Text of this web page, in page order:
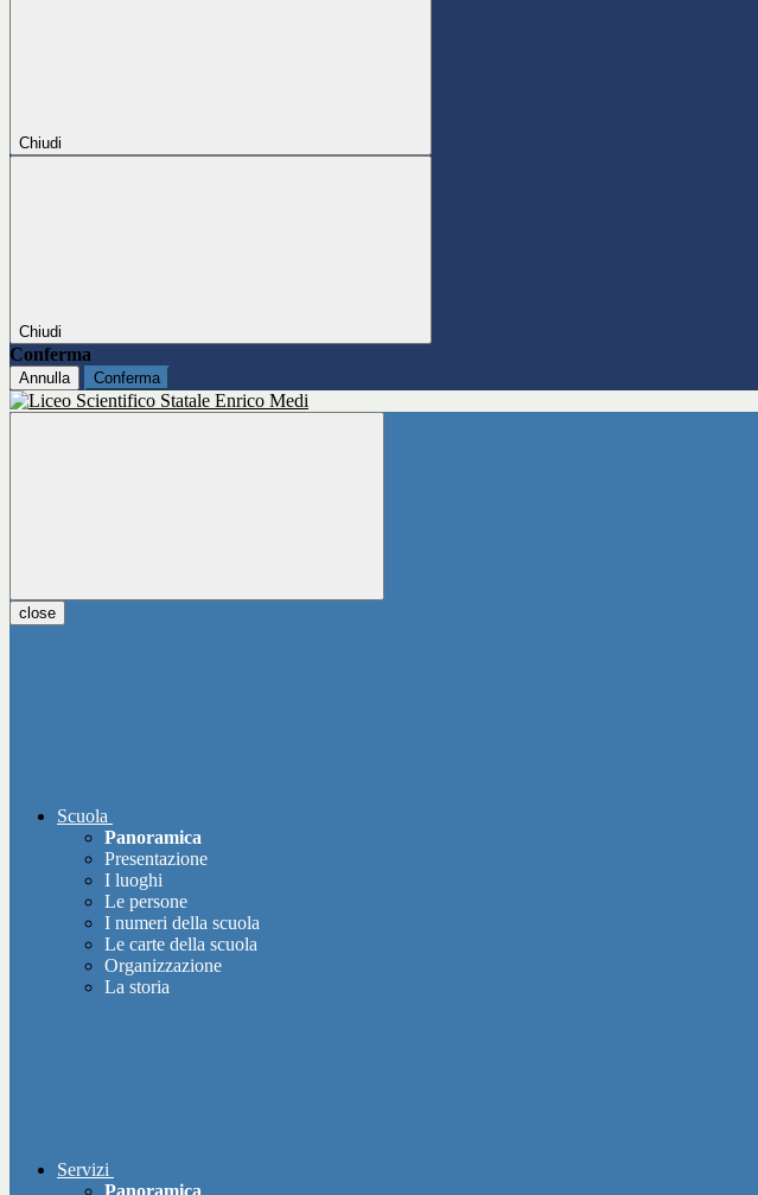
Chiudi
Chiudi
Conferma
Annulla Conferma
close
Scuola
Panoramica
Presentazione
I luoghi
Le persone
I numeri della scuola
Le carte della scuola
Organizzazione
La storia
Servizi